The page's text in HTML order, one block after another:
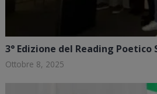
3° Edizione del Reading Poetico
Ottobre 8, 2025